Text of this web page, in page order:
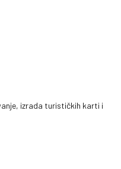
izrada turističkih karti i